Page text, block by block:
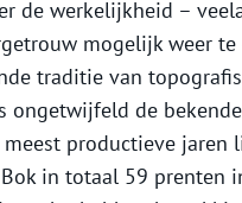
de werkelijkheid –
mogelijk weer te
traditie van
ongetwijfeld de
productieve jaren
in totaal 59 prenten